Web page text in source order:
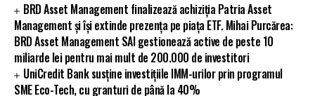
BRD Asset Management finalizează achiziția Patria Asset
Management și își extinde prezența pe piața ETF. Mihai Purcărea:
BRD Asset Management SAI gestionează active de peste 10
miliarde lei pentru mai mult de 200.000 de investitori
UniCredit Bank susține investițiile IMM-urilor prin programul
SME Eco-Tech, cu granturi de până la 40%